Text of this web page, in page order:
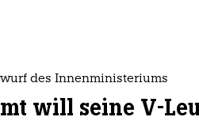
des Innenministeriums
will seine V-